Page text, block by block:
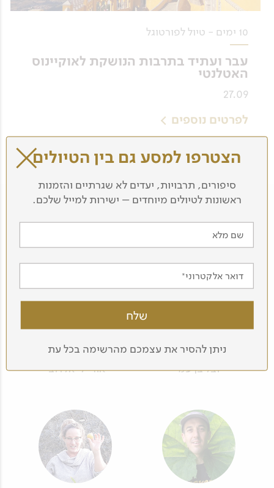
10 ימים - טיול לפורטוגל
עבר ועתיד בתרבות הנושקת לאוקיינוס
האטלנטי
27.09
לפרטים נוספים
עוד מדריכים בצוות שלנו
יובל בן עמי אור-לי אלדובי
הצטרפו למסע גם בין הטיולים
סיפורים, תרבויות, יעדים לא שגרתיים והזמנות
ראשונות לטיולים מיוחדים – ישירות למייל שלכם.
שם מלא
דואר אלקטרוני
ניתן להסיר את עצמכם מהרשימה בכל עת